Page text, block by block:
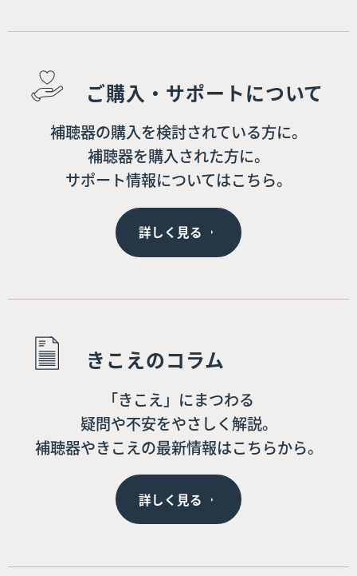
ご購入・サポートについて
補聴器の購入を検討されている方に。
補聴器を購入された方に。
サポート情報についてはこちら。
詳しく見る
きこえのコラム
「きこえ」にまつわる
疑問や不安をやさしく解説。
補聴器やきこえの最新情報はこちらから。
詳しく見る